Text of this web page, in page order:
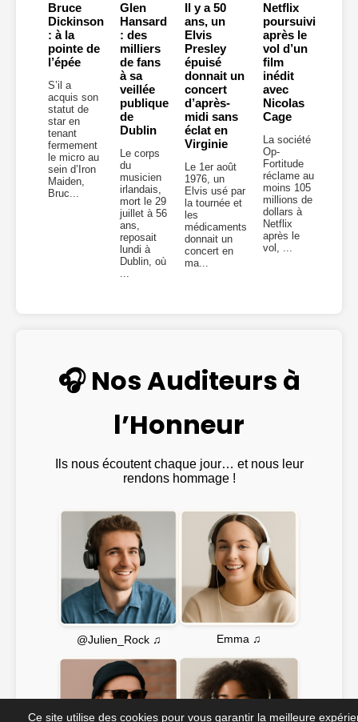
Bruce
Dickinson
: à la
pointe de
l’épée
S’il a
acquis son
statut de
star en
tenant
fermement
le micro au
sein d’Iron
Maiden,
Bruc...
Glen
Hansard
: des
milliers
de fans
à sa
veillée
publique
de
Dublin
Le corps
du
musicien
irlandais,
mort le 29
juillet à 56
ans,
reposait
lundi à
Dublin, où
...
Il y a 50
ans, un
Elvis
Presley
épuisé
donnait un
concert
d’après-
midi sans
éclat en
Virginie
Le 1er août
1976, un
Elvis usé par
la tournée et
les
médicaments
donnait un
concert en
ma...
Netflix
poursuivi
après le
vol d’un
film
inédit
avec
Nicolas
Cage
La société
Op-
Fortitude
réclame au
moins 105
millions de
dollars à
Netflix
après le
vol, ...
🎧 Nos Auditeurs à
l’Honneur
Ils nous écoutent chaque jour… et nous leur
rendons hommage !
@Julien_Rock ♫ Emma ♫
Ce site utilise des cookies pour vous garantir la meilleure